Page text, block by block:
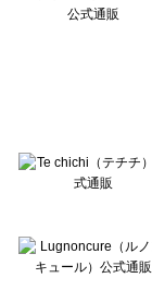
Wpc.（ワールドパーティ